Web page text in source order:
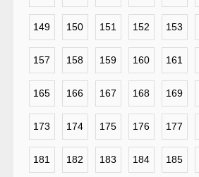
149 150 151 152 153
157 158 159 160 161
165 166 167 168 169
173 174 175 176 177
181 182 183 184 185